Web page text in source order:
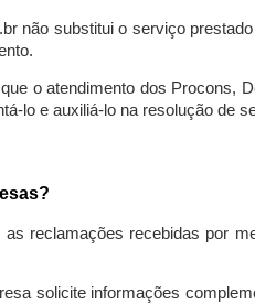
não substitui o serviço
o atendimento dos Procons,
lo e auxiliá-lo na resolução de
reclamações recebidas por
solicite informações